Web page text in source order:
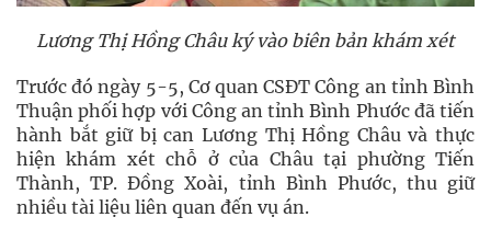
Lương Thị Hồng Châu ký vào biên bản khám xét
Trước đó ngày 5-5, Cơ quan CSĐT Công an tỉnh Bình
Thuận phối hợp với Công an tỉnh Bình Phước đã tiến
hành bắt giữ bị can Lương Thị Hồng Châu và thực
hiện khám xét chỗ ở của Châu tại phường Tiến
Thành, TP. Đồng Xoài, tỉnh Bình Phước, thu giữ
nhiều tài liệu liên quan đến vụ án.